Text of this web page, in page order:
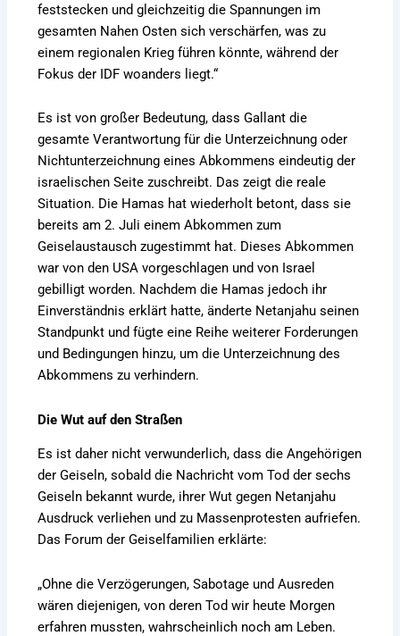
feststecken und gleichzeitig die Spannungen im
gesamten Nahen Osten sich verschärfen, was zu
einem regionalen Krieg führen könnte, während der
Fokus der IDF woanders liegt.“
Es ist von großer Bedeutung, dass Gallant die
gesamte Verantwortung für die Unterzeichnung oder
Nichtunterzeichnung eines Abkommens eindeutig der
israelischen Seite zuschreibt. Das zeigt die reale
Situation. Die Hamas hat wiederholt betont, dass sie
bereits am 2. Juli einem Abkommen zum
Geiselaustausch zugestimmt hat. Dieses Abkommen
war von den USA vorgeschlagen und von Israel
gebilligt worden. Nachdem die Hamas jedoch ihr
Einverständnis erklärt hatte, änderte Netanjahu seinen
Standpunkt und fügte eine Reihe weiterer Forderungen
und Bedingungen hinzu, um die Unterzeichnung des
Abkommens zu verhindern.
Die Wut auf den Straßen
Es ist daher nicht verwunderlich, dass die Angehörigen
der Geiseln, sobald die Nachricht vom Tod der sechs
Geiseln bekannt wurde, ihrer Wut gegen Netanjahu
Ausdruck verliehen und zu Massenprotesten aufriefen.
Das Forum der Geiselfamilien erklärte:
„Ohne die Verzögerungen, Sabotage und Ausreden
wären diejenigen, von deren Tod wir heute Morgen
erfahren mussten, wahrscheinlich noch am Leben.